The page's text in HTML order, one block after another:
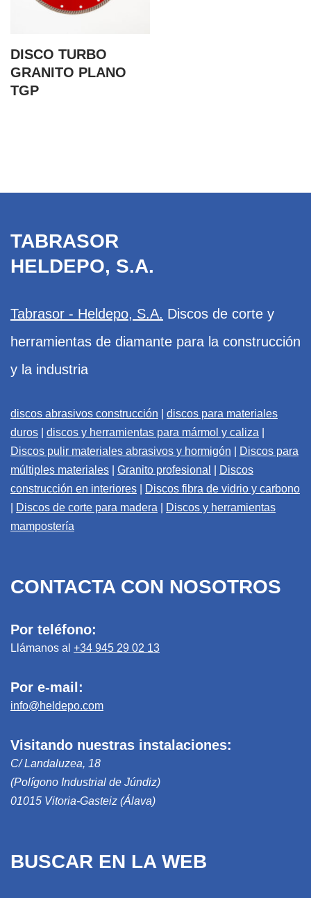
DISCO TURBO
GRANITO PLANO
TGP
TABRASOR
HELDEPO, S.A.
Tabrasor - Heldepo, S.A. Discos de corte y
herramientas de diamante para la construcción
y la industria
discos abrasivos construcción
discos para materiales
duros
discos y herramientas para mármol y caliza
Discos pulir materiales abrasivos y hormigón
Discos para
múltiples materiales
Granito profesional
Discos
construcción en interiores
Discos fibra de vidrio y carbono
Discos de corte para madera
Discos y herramientas
mampostería
CONTACTA CON NOSOTROS
Por teléfono:
Llámanos al +34 945 29 02 13
Por e-mail:
info@heldepo.com
Visitando nuestras instalaciones:
C/ Landaluzea, 18
(Polígono Industrial de Júndiz)
01015 Vitoria-Gasteiz (Álava)
BUSCAR EN LA WEB